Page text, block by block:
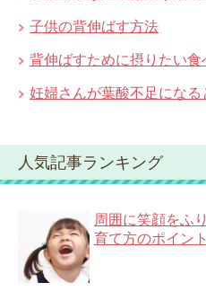
子供の背伸ばす方法
背伸ばすために摂りたい食
妊婦さんが葉酸不足になる
人気記事ランキング
周囲に笑顔をふ
育て方のポイン